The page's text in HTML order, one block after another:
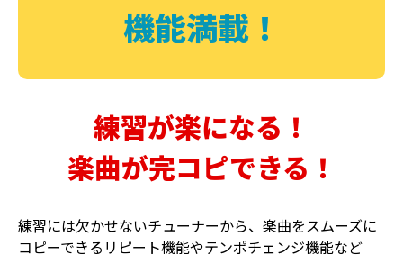
DELAY PHASER
機能満載！
練習が楽になる！
楽曲が完コピできる！
練習には欠かせないチューナーから、楽曲をスムーズに
コピーできるリピート機能やテンポチェンジ機能など